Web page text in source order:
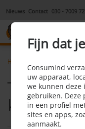
Nieuws Contact 030 - 7009
Home
Tips voor
Fijn dat
Consumind
uw apparaat,
we kunnen deze
gebruiken. Deze
in een profiel
sites en apps,
aanmaakt.